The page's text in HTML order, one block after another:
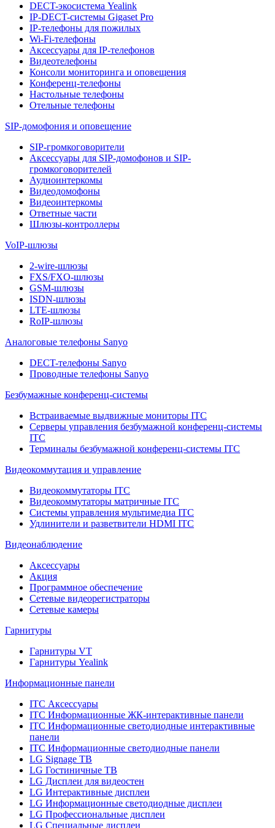
DECT-экосистема Yealink
IP-DECT-системы Gigaset Pro
IP-телефоны для пожилых
Wi-Fi-телефоны
Аксессуары для IP-телефонов
Видеотелефоны
Консоли мониторинга и оповещения
Конференц-телефоны
Настольные телефоны
Отельные телефоны
SIP-домофония и оповещение
SIP-громкоговорители
Аксессуары для SIP-домофонов и SIP-
громкоговорителей
Аудиоинтеркомы
Видеодомофоны
Видеоинтеркомы
Ответные части
Шлюзы-контроллеры
VoIP-шлюзы
2-wire-шлюзы
FXS/FXO-шлюзы
GSM-шлюзы
ISDN-шлюзы
LTE-шлюзы
RoIP-шлюзы
Аналоговые телефоны Sanyo
DECT-телефоны Sanyo
Проводные телефоны Sanyo
Безбумажные конференц-системы
Встраиваемые выдвижные мониторы ITC
Серверы управления безбумажной конференц-системы
ITC
Терминалы безбумажной конференц-системы ITC
Видеокоммутация и управление
Видеокоммутаторы ITC
Видеокоммутаторы матричные ITC
Системы управления мультимедиа ITC
Удлинители и разветвители HDMI ITC
Видеонаблюдение
Аксессуары
Акция
Программное обеспечение
Сетевые видеорегистраторы
Сетевые камеры
Гарнитуры
Гарнитуры VT
Гарнитуры Yealink
Информационные панели
ITC Аксессуары
ITC Информационные ЖК-интерактивные панели
ITC Информационные светодиодные интерактивные
панели
ITC Информационные светодиодные панели
LG Signage ТВ
LG Гостиничные ТВ
LG Дисплеи для видеостен
LG Интерактивные дисплеи
LG Информационные светодиодные дисплеи
LG Профессиональные дисплеи
LG Специальные дисплеи